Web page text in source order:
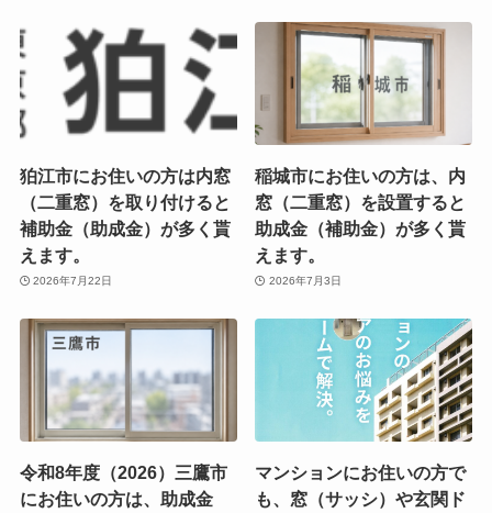
狛江市にお住いの方は内窓
（二重窓）を取り付けると
補助金（助成金）が多く貰
えます。
2026年7月22日
稲城市にお住いの方は、内
窓（二重窓）を設置すると
助成金（補助金）が多く貰
えます。
2026年7月3日
令和8年度（2026）三鷹市
にお住いの方は、助成金
マンションにお住いの方で
も、窓（サッシ）や玄関ド